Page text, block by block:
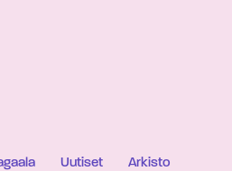
Uutiset
Arkisto